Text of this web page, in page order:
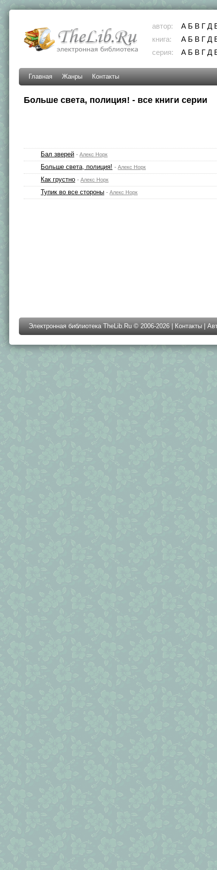
автор: А Б В Г Д
книга:
А Б В Г Д
серия:
А Б В Г Д
Главная Жанры Контакты
Больше света, полиция! - все книги серии
Бал зверей -Алекс Норк
Больше света, полиция! -Алекс Норк
Как грустно -Алекс Норк
Тупик во все стороны -Алекс Норк
Электронная библиотека TheLib.Ru © 2006-2026 | Контакты |